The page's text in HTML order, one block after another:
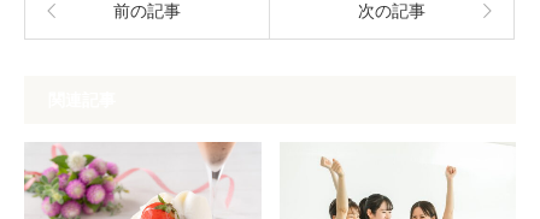
前の記事 次の記事